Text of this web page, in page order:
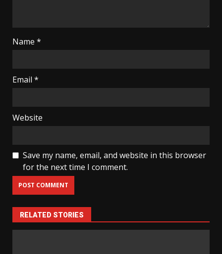
Name *
Email *
Website
Save my name, email, and website in this browser
for the next time I comment.
RELATED STORIES